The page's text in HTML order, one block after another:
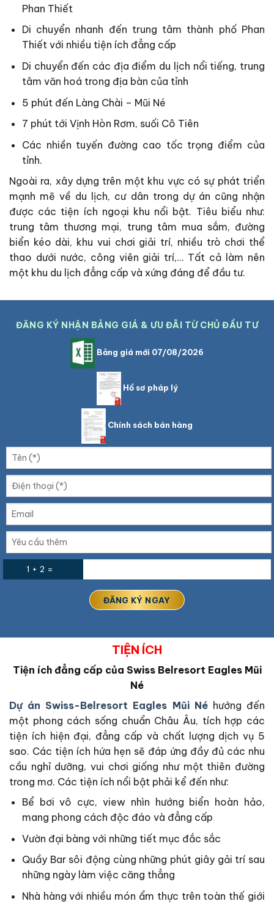
Phan Thiết
Di chuyển nhanh đến trung tâm thành phố Phan
Thiết với nhiều tiện ích đẳng cấp
Di chuyển đến các địa điểm du lịch nổi tiếng, trung
tâm văn hoá trong địa bàn của tỉnh
5 phút đến Làng Chài – Mũi Né
7 phút tới Vịnh Hòn Rơm, suối Cô Tiên
Các nhiền tuyến đường cao tốc trọng điểm của
tỉnh.
Ngoài ra, xây dựng trên một khu vực có sự phát triển
mạnh mẽ về du lịch, cư dân trong dự án cũng nhận
được các tiện ích ngoại khu nổi bật. Tiêu biểu như:
trung tâm thương mại, trung tâm mua sắm, đường
biển kéo dài, khu vui chơi giải trí, nhiều trò chơi thể
thao dưới nước, công viên giải trí,… Tất cả làm nên
một khu du lịch đẳng cấp và xứng đáng để đầu tư.
ĐĂNG KÝ NHẬN BẢNG GIÁ & ƯU ĐÃI TỪ CHỦ ĐẦU TƯ
Bảng giá mới 07/08/2026
Hồ sơ pháp lý
Chính sách bán hàng
1 + 2 =
TIỆN ÍCH
Tiện ích đẳng cấp của Swiss Belresort Eagles Mũi
Né
Dự án Swiss-Belresort Eagles Mũi Néhướng đến
một phong cách sống chuẩn Châu Âu, tích hợp các
tiện ích hiện đại, đẳng cấp và chất lượng dịch vụ 5
sao. Các tiện ích hứa hẹn sẽ đáp ứng đầy đủ các nhu
cầu nghỉ dưỡng, vui chơi giống như một thiên đường
trong mơ. Các tiện ích nổi bật phải kể đến như:
Bể bơi vô cực, view nhìn hướng biển hoàn hảo,
mang phong cách độc đáo và đẳng cấp
Vườn đại bàng với những tiết mục đắc sắc
Quầy Bar sôi động cùng những phút giây gải trí sau
những ngày làm việc căng thẳng
Nhà hàng với nhiều món ẩm thực trên toàn thế giới